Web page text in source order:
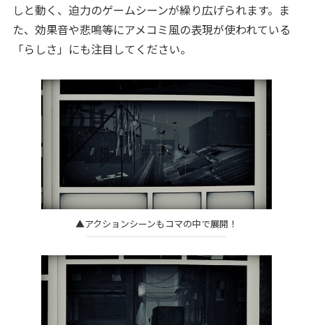
しと動く、迫力のゲームシーンが繰り広げられます。ま
た、効果音や悲鳴等にアメコミ風の表現が使われている
「らしさ」にも注目してください。
▲アクションシーンもコマの中で展開！